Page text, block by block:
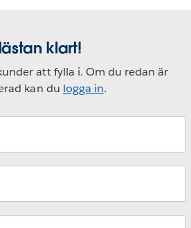
klart!
att fylla i. Om du redan är
kan du logga in.